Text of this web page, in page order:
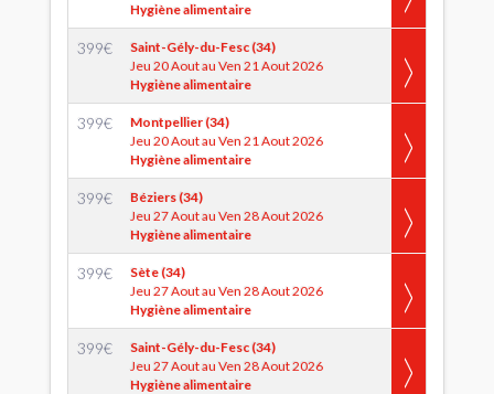
Hygiène alimentaire
399€
Saint-Gély-du-Fesc (34)
Jeu 20 Aout au Ven 21 Aout 2026
Hygiène alimentaire
399€
Montpellier (34)
Jeu 20 Aout au Ven 21 Aout 2026
Hygiène alimentaire
399€
Béziers (34)
Jeu 27 Aout au Ven 28 Aout 2026
Hygiène alimentaire
399€
Sète (34)
Jeu 27 Aout au Ven 28 Aout 2026
Hygiène alimentaire
399€
Saint-Gély-du-Fesc (34)
Jeu 27 Aout au Ven 28 Aout 2026
Hygiène alimentaire